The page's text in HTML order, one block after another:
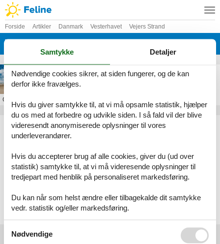
Forside Artikler Danmark Vesterhavet Vejers Strand
Vejers Nordstrand
Sommerhus i Vejers Nordstrand
Om
Artikeltyper
Alle
Geografier
Alle
Vesterhavet
Vejers Strand
Vejers Nordstrand
Samtykke Detaljer
Nødvendige cookies sikrer, at siden fungerer, og de kan
derfor ikke fravælges.
Hvis du giver samtykke til, at vi må opsamle statistik, hjælper
du os med at forbedre og udvikle siden. I så fald vil der blive
videresendt anonymiserede oplysninger til vores
underleverandører.
Hvis du accepterer brug af alle cookies, giver du (ud over
statistik) samtykke til, at vi må videresende oplysninger til
tredjepart med henblik på personaliseret markedsføring.
Du kan når som helst ændre eller tilbagekalde dit samtykke
vedr. statistik og/eller markedsføring.
Nødvendige